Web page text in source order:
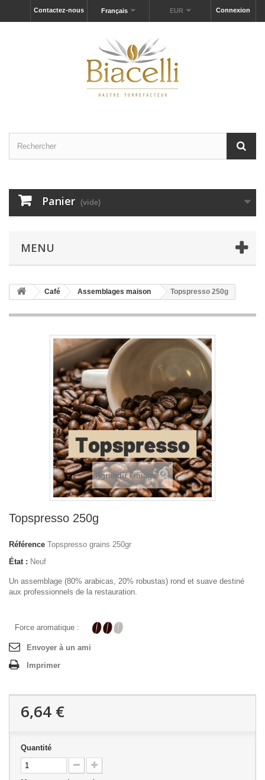
Connexion
EUR
Français
Contactez-nous
Panier (vide)
MENU
Café Assemblages maison Topspresso 250g
Agrandir l'image
Topspresso 250g
Référence Topspresso grains 250gr
État : Neuf
Un assemblage (80% arabicas, 20% robustas) rond et suave destiné
aux professionnels de la restauration.
Force aromatique :
Envoyer à un ami
Imprimer
6,64 €
Quantité